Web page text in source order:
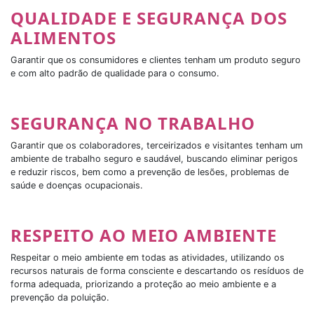
QUALIDADE E SEGURANÇA DOS
ALIMENTOS
Garantir que os consumidores e clientes tenham um produto seguro
e com alto padrão de qualidade para o consumo.
SEGURANÇA NO TRABALHO
Garantir que os colaboradores, terceirizados e visitantes tenham um
ambiente de trabalho seguro e saudável, buscando eliminar perigos
e reduzir riscos, bem como a prevenção de lesões, problemas de
saúde e doenças ocupacionais.
RESPEITO AO MEIO AMBIENTE
Respeitar o meio ambiente em todas as atividades, utilizando os
recursos naturais de forma consciente e descartando os resíduos de
forma adequada, priorizando a proteção ao meio ambiente e a
prevenção da poluição.